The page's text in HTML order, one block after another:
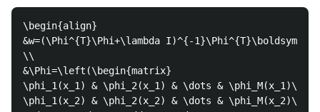
\begin{align}
&w=(\Phi^{T}\Phi+\lambda I)^{-
\\
&\Phi=\left(\begin{matrix}
\phi_1(x_1) & \phi_2(x_1) & \dots & \phi_M(x_1)\\
\phi_1(x_2) & \phi_2(x_2) & \dots & \phi_M(x_2)\\